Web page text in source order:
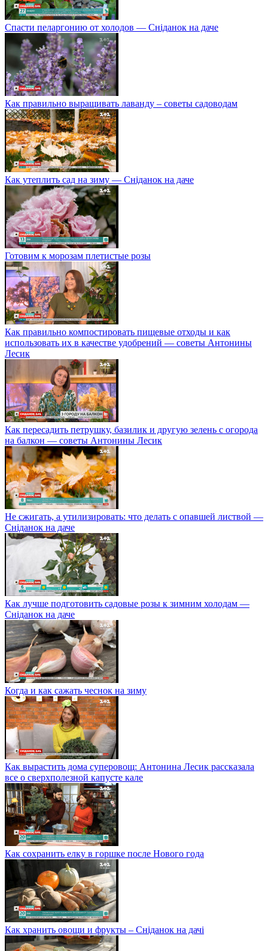
Спасти пеларгонию от холодов — Сніданок на даче
Как правильно выращивать лаванду – советы садоводам
Как утеплить сад на зиму — Сніданок на даче
Готовим к морозам плетистые розы
Как правильно компостировать пищевые отходы и как
использовать их в качестве удобрений — советы Антонины
Лесик
Как пересадить петрушку, базилик и другую зелень с огорода
на балкон — советы Антонины Лесик
Не сжигать, а утилизировать: что делать с опавшей листвой —
Сніданок на даче
Как лучше подготовить садовые розы к зимним холодам —
Сніданок на даче
Когда и как сажать чеснок на зиму
Как вырастить дома суперовощ: Антонина Лесик рассказала
все о сверхполезной капусте кале
Как сохранить елку в горшке после Нового года
Как хранить овощи и фрукты – Сніданок на дачі